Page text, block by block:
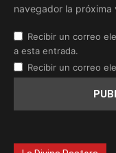
navegador la próxima
Recibir un correo
a esta entrada.
Recibir un correo